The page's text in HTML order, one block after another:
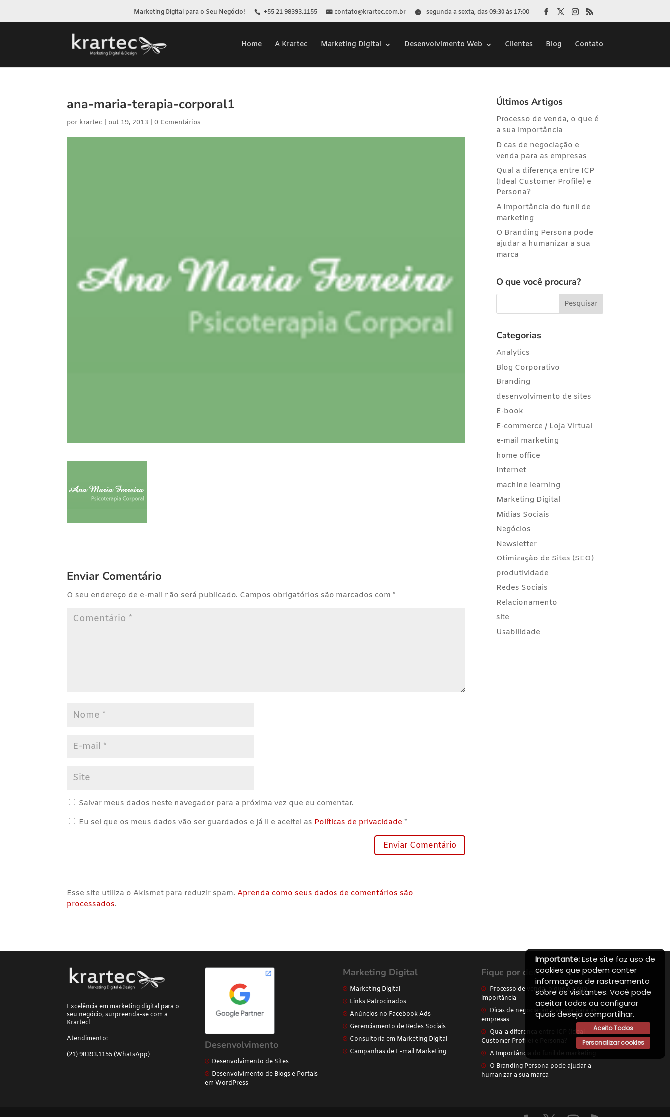
Marketing Digital para o Seu Negócio! +55 21 98393.1155 contato@krartec.com.br segunda a sexta, das 09:30 às 17:00
Home A Krartec Marketing Digital Desenvolvimento Web Clientes Blog Contato
ana-maria-terapia-corporal1
por krartec out 19, 2013 |0 Comentários
Enviar Comentário
O seu endereço de e-mail não será publicado. Campos obrigatórios são marcados com*
Salvar meus dados neste navegador para a próxima vez que eu comentar.
Eu sei que os meus dados vão ser guardados e já li e aceitei as Políticas de privacidade *
Esse site utiliza o Akismet para reduzir spam.Aprenda como seus dados de comentários são
processados.
Últimos Artigos
Processo de venda, o que é
a sua importância
Dicas de negociação e
venda para as empresas
Qual a diferença entre ICP
(Ideal Customer Profile) e
Persona?
A Importância do funil de
marketing
O Branding Persona pode
ajudar a humanizar a sua
marca
O que você procura?
Categorias
Analytics
Blog Corporativo
Branding
desenvolvimento de sites
E-book
E-commerce / Loja Virtual
e-mail marketing
home office
Internet
machine learning
Marketing Digital
Mídias Sociais
Negócios
Newsletter
Otimização de Sites (SEO)
produtividade
Redes Sociais
Relacionamento
site
Usabilidade
Excelência em marketing digital para o
seu negócio, surpreenda-se com a
Krartec!
Atendimento:
(21) 98393.1155 (WhatsApp)
Desenvolvimento
Desenvolvimento de Sites
Desenvolvimento de Blogs e Portais
em WordPress
Marketing Digital
Marketing Digital
Links Patrocinados
Anúncios no Facebook Ads
Gerenciamento de Redes Sociais
Consultoria em Marketing Digital
Campanhas de E-mail Marketing
Fique por dentro
Processo de venda, o que é a sua
importância
Dicas de negociação e venda para as
empresas
Qual a diferença entre ICP (Ideal
Customer Profile) e Persona?
A Importância do funil de marketing
O Branding Persona pode ajudar a
humanizar a sua marca
Importante:Este site faz uso de
cookies que podem conter
informações de rastreamento
sobre os visitantes. Você pode
aceitar todos ou configurar
quais deseja compartilhar.
Aceito Todos
Personalizar cookies